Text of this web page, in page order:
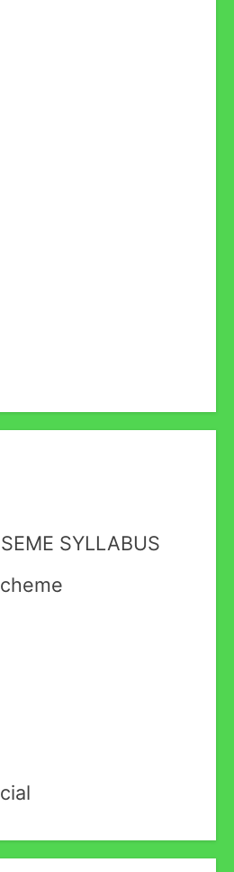
SYLLABUS